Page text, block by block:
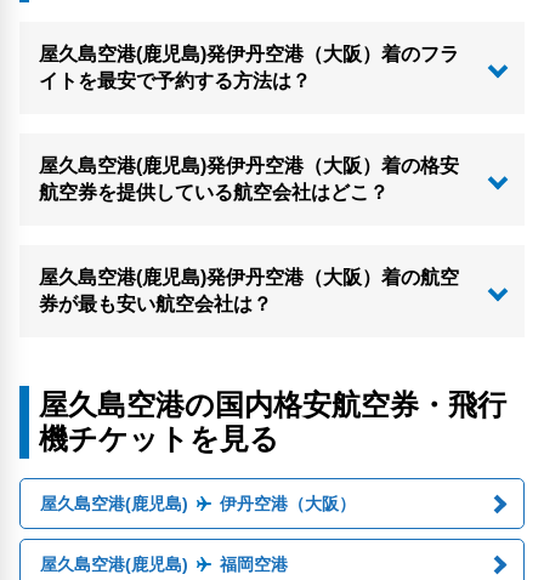
屋久島空港(鹿児島)発伊丹空港（大阪）着のフラ
イトを最安で予約する方法は？
屋久島空港(鹿児島)発伊丹空港（大阪）着の格安
航空券を提供している航空会社はどこ？
屋久島空港(鹿児島)発伊丹空港（大阪）着の航空
券が最も安い航空会社は？
屋久島空港の国内格安航空券・飛行
機チケットを見る
屋久島空港(鹿児島) 伊丹空港（大阪）
屋久島空港(鹿児島) 福岡空港